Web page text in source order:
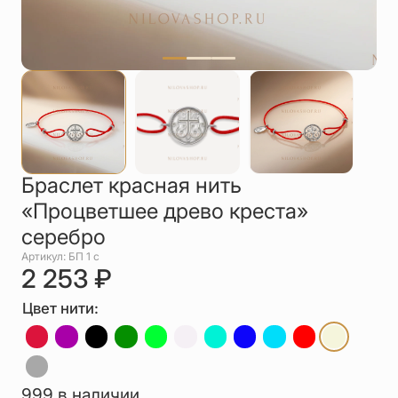
Цепи
Чётки
Шнурки на
Другое
Браслет красная нить
«Процветшее древо креста»
серебро
Артикул: БП 1 с
2 253 ₽
Цвет нити: